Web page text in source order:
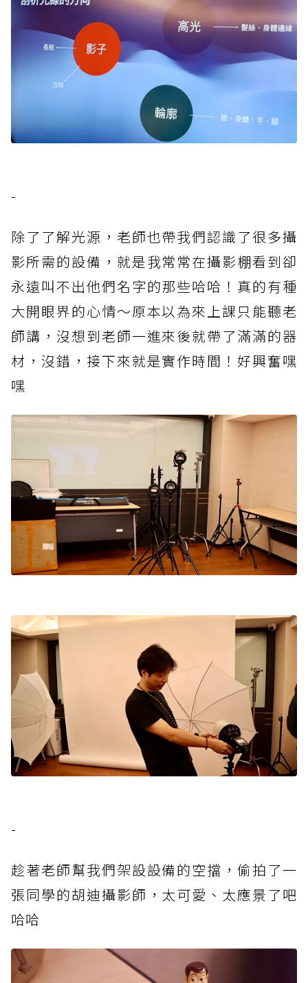
-
除了了解光源，老師也帶我們認識了很多攝
影所需的設備，就是我常常在攝影棚看到卻
永遠叫不出他們名字的那些哈哈！真的有種
大開眼界的心情～原本以為來上課只能聽老
師講，沒想到老師一進來後就帶了滿滿的器
材，沒錯，接下來就是實作時間！好興奮嘿
嘿
-
趁著老師幫我們架設設備的空擋，偷拍了一
張同學的胡迪攝影師，太可愛、太應景了吧
哈哈